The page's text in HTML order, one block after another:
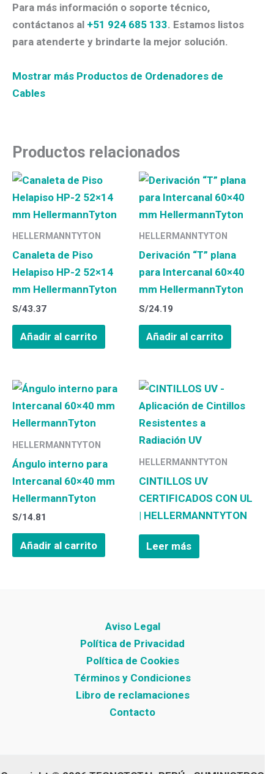
Para más información o soporte técnico,
contáctanos al +51 924 685 133. Estamos listos
para atenderte y brindarte la mejor solución.
Mostrar más Productos de Ordenadores de
Cables
Productos relacionados
HELLERMANNTYTON
Canaleta de Piso
Helapiso HP-2 52×14
mm HellermannTyton
S/43.37
Añadir al carrito
HELLERMANNTYTON
Derivación “T” plana
para Intercanal 60×40
mm HellermannTyton
S/24.19
Añadir al carrito
HELLERMANNTYTON
Ángulo interno para
Intercanal 60×40 mm
HellermannTyton
S/14.81
Añadir al carrito
HELLERMANNTYTON
CINTILLOS UV
CERTIFICADOS CON UL
| HELLERMANNTYTON
Leer más
Aviso Legal
Política de Privacidad
Política de Cookies
Términos y Condiciones
Libro de reclamaciones
Contacto